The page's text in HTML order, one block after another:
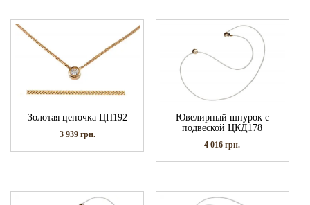
Золотая цепочка ЦП192
3 939 грн.
Ювелирный шнурок с
подвеской ЦКД178
4 016грн.